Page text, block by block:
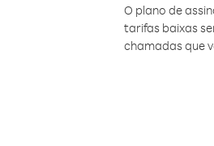
O plano de
tarifas baixas
chamadas que